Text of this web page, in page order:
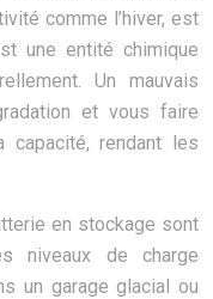
comme l’hiver, est
une entité chimique
Un mauvais
et vous faire
rendant les
en stockage sont
niveaux de charge
un garage glacial ou